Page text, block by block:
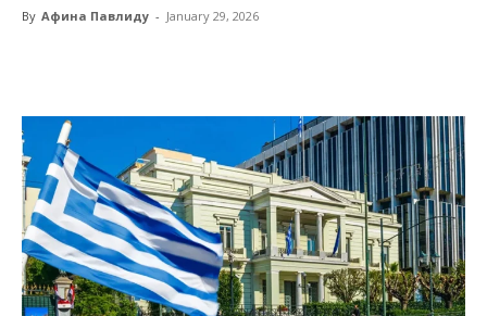
By Афина Павлиду - January 29, 2026